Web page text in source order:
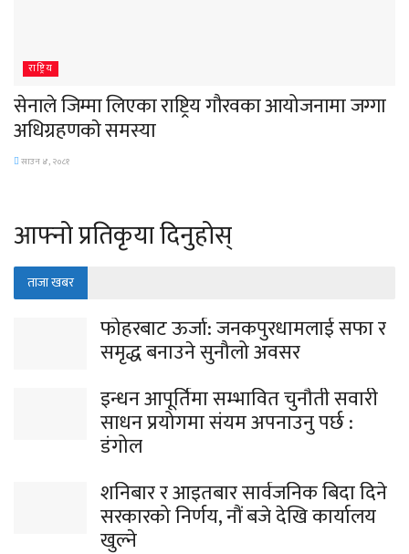
राष्ट्रिय
सेनाले जिम्मा लिएका राष्ट्रिय गौरवका आयोजनामा जग्गा
अधिग्रहणकाे समस्या
साउन ४, २०८१
आफ्नो प्रतिकृया दिनुहोस्
ताजा खबर
फोहरबाट ऊर्जा: जनकपुरधामलाई सफा र
समृद्ध बनाउने सुनौलो अवसर
इन्धन आपूर्तिमा सम्भावित चुनौती सवारी
साधन प्रयोगमा संयम अपनाउनु पर्छ :
डंगोल
शनिबार र आइतबार सार्वजनिक बिदा दिने
सरकारको निर्णय, नौं बजे देखि कार्यालय
खुल्ने